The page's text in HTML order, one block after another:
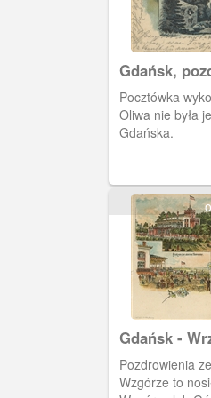
Gdańsk,
Pocztówka
Oliwa nie była
Gdańska.
Gdańsk -
Zinglera
Pozdrowienia
Wzgórze to